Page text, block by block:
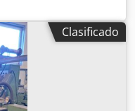
neumática de la hoja
máximo de 2000
Clasificado